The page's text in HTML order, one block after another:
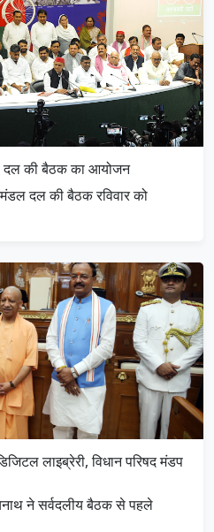
दल की बैठक का आयोजन
दल की बैठक रविवार को
लाइब्रेरी, विधान परिषद मंडप
ने सर्वदलीय बैठक से पहले